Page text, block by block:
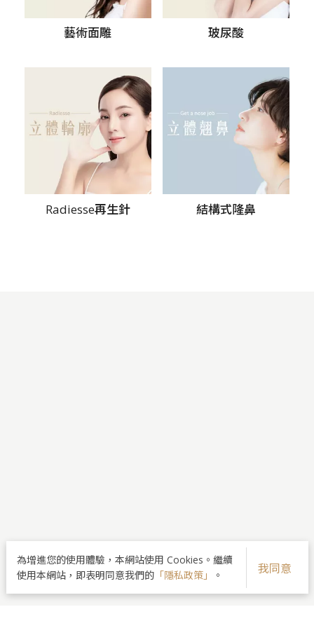
藝術面雕 玻尿酸
Radiesse再生針 結構式隆鼻
為增進您的使用體驗，本網站使用 Cookies。繼續
使用本網站，即表明同意我們的 「隱私政策」 。 我同意